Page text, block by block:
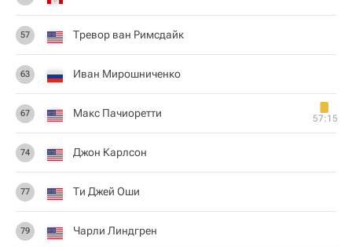
57 Тревор ван Римсдайк
63 Иван Мирошниченко
67 Макс Пачиоретти 57:15
74 Джон Карлсон
77 Ти Джей Оши
79 Чарли Линдгрен